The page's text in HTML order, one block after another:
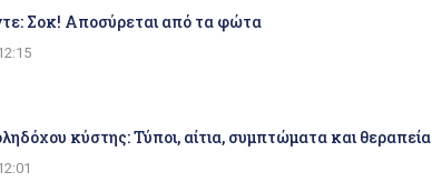
Σοκ! Αποσύρεται από τα φώτα
κύστης: Τύποι, αίτια, συμπτώματα και θεραπεία